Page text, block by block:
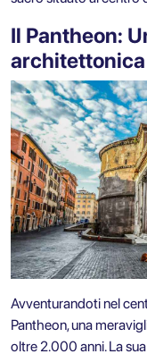
Il Pantheon:
architettonica
Avventurandoti nel
Pantheon, una
oltre 2.000 anni. La